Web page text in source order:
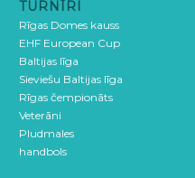
TURNĪRI
Rīgas Domes kauss
EHF European Cup
Baltijas līga
Sieviešu Baltijas līga
Rīgas čempionāts
Veterāni
Pludmales
handbols